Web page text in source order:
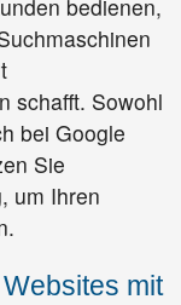
bedienen,
schafft. Sowohl
bei Google
Sie
um Ihren
mit